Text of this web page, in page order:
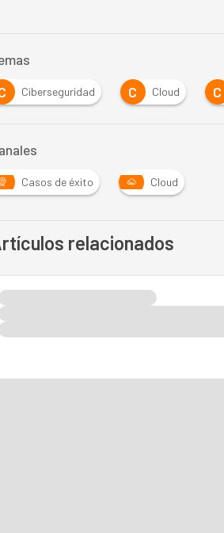
Ciberseguridad C Cloud C
Casos de éxito Cloud
relacionados